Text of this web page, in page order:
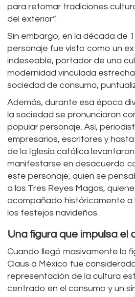
para retomar tradiciones
del exterior”.
Sin embargo, en la década de
personaje fue visto como un
indeseable, portador de una
modernidad vinculada
sociedad de consumo,
Además, durante esa época
la sociedad se pronunciaron
popular personaje. Así,
empresarios, escritores y
de la Iglesia católica
manifestarse en desacuerdo
este personaje, quien se
a los Tres Reyes Magos,
acompañado históricamente a
los festejos navideños.
Una figura que impulsa el
Cuando llegó masivamente la
Claus a México fue
representación de la cultura
centrado en el consumo y un